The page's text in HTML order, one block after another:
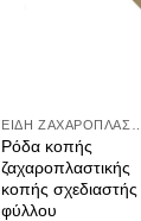
Ρόδα κοπής
ζαχαροπλαστικής
κοπής σχεδιαστής
φύλλου